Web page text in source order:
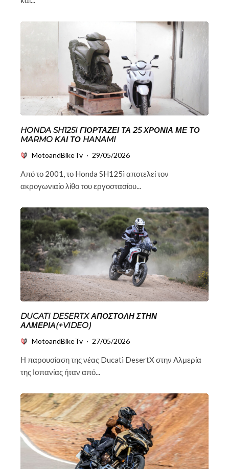
HONDA SH125I ΓΙΟΡΤΆΖΕΙ ΤΑ 25 ΧΡΌΝΙΑ ΜΕ ΤΟ
MARMO ΚΑΙ ΤΟ HANAMI
MotoandBikeTv · 29/05/2026
Από το 2001, το Honda SH125i αποτελεί τον
ακρογωνιαίο λίθο του εργοστασίου...
DUCATI DESERTX ΑΠΟΣΤΟΛΉ ΣΤΗΝ
ΑΛΜΕΡΊΑ(+VIDEO)
MotoandBikeTv · 27/05/2026
Η παρουσίαση της νέας Ducati DesertX στην Αλμερία
της Ισπανίας ήταν από...